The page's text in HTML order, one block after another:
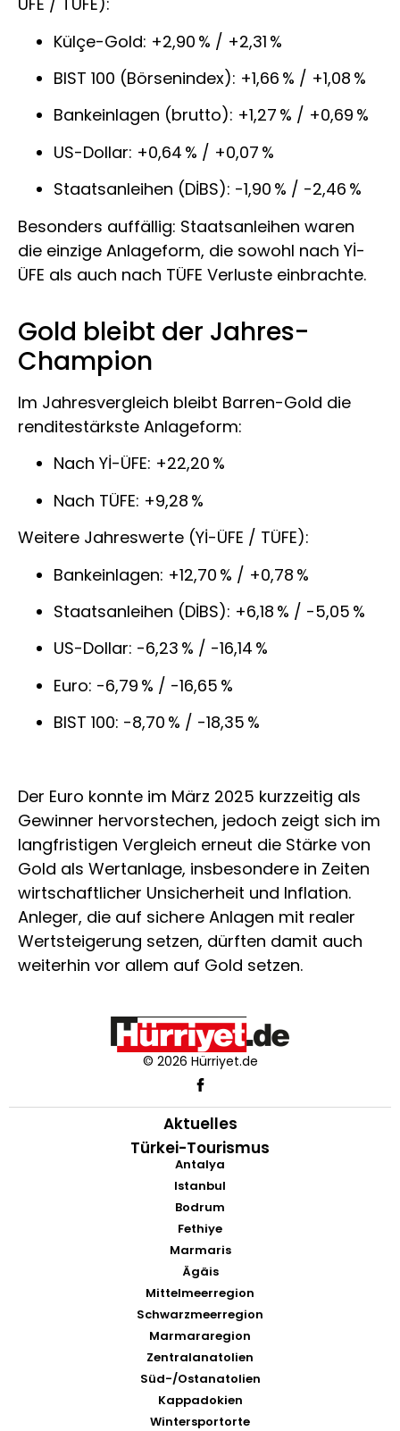
Külçe-Gold: +2,90 % / +2,31 %
BIST 100 (Börsenindex): +1,66 % / +1,08 %
Bankeinlagen (brutto): +1,27 % / +0,69 %
US-Dollar: +0,64 % / +0,07 %
Staatsanleihen (DİBS): -1,90 % / -2,46 %
Besonders auffällig: Staatsanleihen waren
die einzige Anlageform, die sowohl nach Yİ-
ÜFE als auch nach TÜFE Verluste einbrachte.
Gold bleibt der Jahres-
Champion
Im Jahresvergleich bleibt Barren-Gold die
renditestärkste Anlageform:
Nach Yİ-ÜFE: +22,20 %
Nach TÜFE: +9,28 %
Weitere Jahreswerte (Yİ-ÜFE / TÜFE):
Bankeinlagen: +12,70 % / +0,78 %
Staatsanleihen (DİBS): +6,18 % / -5,05 %
US-Dollar: -6,23 % / -16,14 %
Euro: -6,79 % / -16,65 %
BIST 100: -8,70 % / -18,35 %
Der Euro konnte im März 2025 kurzzeitig als
Gewinner hervorstechen, jedoch zeigt sich im
langfristigen Vergleich erneut die Stärke von
Gold als Wertanlage, insbesondere in Zeiten
wirtschaftlicher Unsicherheit und Inflation.
Anleger, die auf sichere Anlagen mit realer
Wertsteigerung setzen, dürften damit auch
weiterhin vor allem auf Gold setzen.
© 2026 Hürriyet.de
Aktuelles
Türkei-Tourismus
Antalya
Istanbul
Bodrum
Fethiye
Marmaris
Ägäis
Mittelmeerregion
Schwarzmeerregion
Marmararegion
Zentralanatolien
Süd-/Ostanatolien
Kappadokien
Wintersportorte